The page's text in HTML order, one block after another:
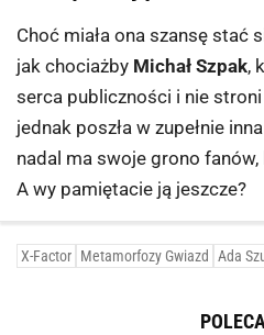
Choć miała ona szansę stać
jak chociażby Michał Szpak,
serca publiczności i nie
jednak poszła w zupełnie
nadal ma swoje grono
A wy pamiętacie ją jeszcze?
X-Factor Metamorfozy Gwiazd Ada